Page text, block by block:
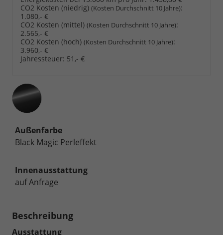
CO2 Kosten (niedrig) (Kosten Durchschnitt 10 Jahre):
1.080,- €
CO2 Kosten (mittel) (Kosten Durchschnitt 10 Jahre):
2.565,- €
CO2 Kosten (hoch) (Kosten Durchschnitt 10 Jahre):
3.960,- €
Jahressteuer: 51,- €
Außenfarbe
Black Magic Perleffekt
Innenausstattung
auf Anfrage
Beschreibung
Ausstattung